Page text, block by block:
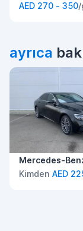
AED 270 - 350/
ayrıca
Mercedes-
Kimden AED